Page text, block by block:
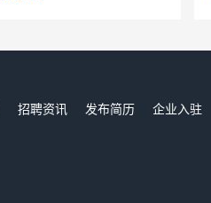
招聘资讯 发布简历 企业入驻